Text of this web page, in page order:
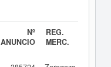
Nº
ANUNCIO
REG.
MERC.